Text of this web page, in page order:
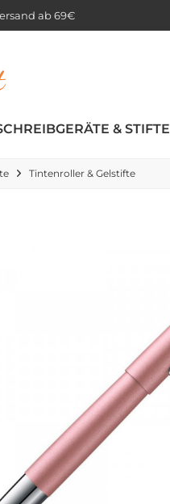
ab 69€
& STIFTE
Tintenroller & Gelstifte